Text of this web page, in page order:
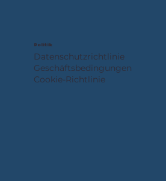
Politik
Datenschutzrichtlinie
Geschäftsbedingungen
Cookie-Richtlinie